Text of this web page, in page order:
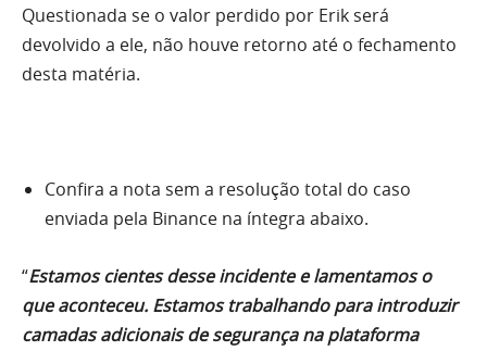
Questionada se o valor perdido por Erik será
devolvido a ele, não houve retorno até o fechamento
desta matéria.
Confira a nota sem a resolução total do caso
enviada pela Binance na íntegra abaixo.
“Estamos cientes desse incidente e lamentamos o
que aconteceu. Estamos trabalhando para introduzir
camadas adicionais de segurança na plataforma